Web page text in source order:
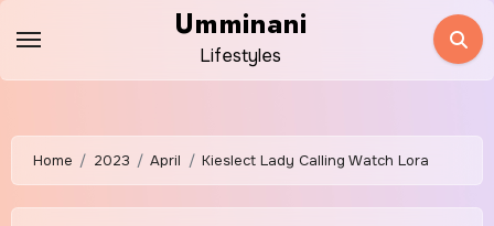
content
Umminani
Lifestyles
Home 2023 April Kieslect Lady Calling Watch Lora